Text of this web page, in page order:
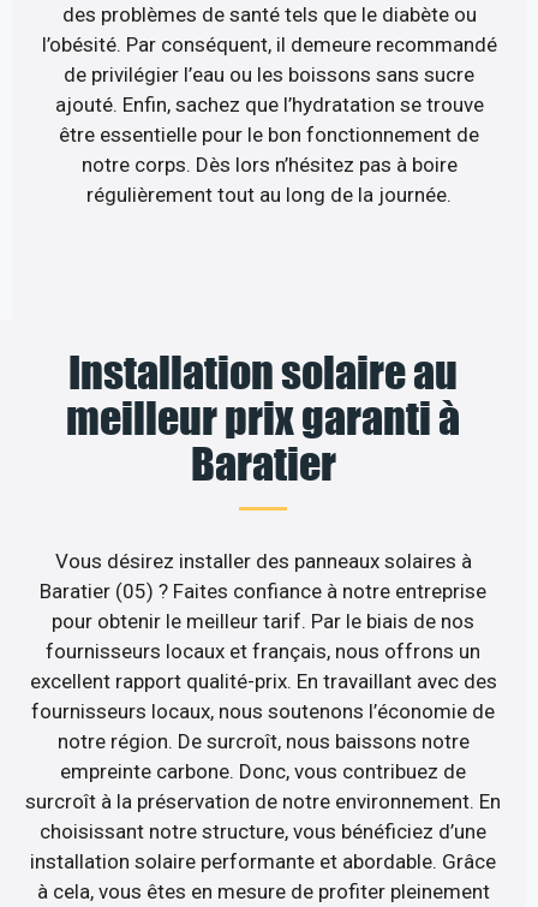
des problèmes de santé tels que le diabète ou
l’obésité. Par conséquent, il demeure recommandé
de privilégier l’eau ou les boissons sans sucre
ajouté. Enfin, sachez que l’hydratation se trouve
être essentielle pour le bon fonctionnement de
notre corps. Dès lors n’hésitez pas à boire
régulièrement tout au long de la journée.
Installation solaire au
meilleur prix garanti à
Baratier
Vous désirez installer des panneaux solaires à
Baratier (05) ? Faites confiance à notre entreprise
pour obtenir le meilleur tarif. Par le biais de nos
fournisseurs locaux et français, nous offrons un
excellent rapport qualité-prix. En travaillant avec des
fournisseurs locaux, nous soutenons l’économie de
notre région. De surcroît, nous baissons notre
empreinte carbone. Donc, vous contribuez de
surcroît à la préservation de notre environnement. En
choisissant notre structure, vous bénéficiez d’une
installation solaire performante et abordable. Grâce
à cela, vous êtes en mesure de profiter pleinement